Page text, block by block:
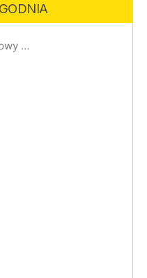
Spider-Man. Całkiem nowy dzień